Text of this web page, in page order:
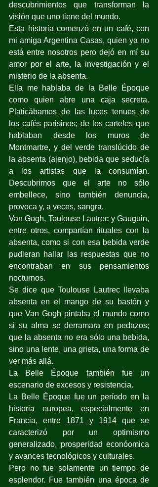
descubrimientos que transforman la
visión que uno tiene del mundo.
Esta historia comenzó en un café, con
mi amiga Argentina Casas, quien ya no
está entre nosotros pero dejó en mí su
amor por el arte, la investigación y el
misterio de la absenta.
Ella me hablaba de la Belle Époque
como quien abre una caja secreta.
Platicábamos de las luces tenues de
los cafés parisinos; de los carteles que
hablaban desde los muros de
Montmartre, y del verde translúcido de
la absenta (ajenjo), bebida que seducía
a los artistas que la consumían.
Descubrimos que el arte no sólo
embellece, sino también denuncia,
provoca y, a veces, sangra.
Van Gogh, Toulouse Lautrec y Gauguin,
entre otros, compartían rituales con la
absenta, como si con esa bebida verde
pudieran hallar las respuestas que no
encontraban en sus pensamientos
nocturnos.
Se dice que Toulouse Lautrec llevaba
absenta en el mango de su bastón y
que Van Gogh pintaba el mundo como
si su alma se derramara en pedazos;
que la absenta no era sólo una bebida,
sino una lente, una grieta, una forma de
ver más allá.
La Belle Époque también fue un
escenario de excesos y resistencia.
La Belle Époque fue un período en la
historia europea, especialmente en
Francia, entre 1871 y 1914 que se
caracterizó por un optimismo
generalizado, prosperidad econóomica
y avances tecnológicos y culturales.
Pero no fue solamente un tiempo de
esplendor. Fue también una época de